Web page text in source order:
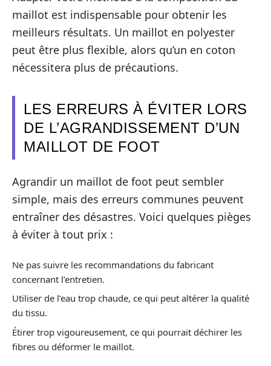
maillot est indispensable pour obtenir les
meilleurs résultats. Un maillot en polyester
peut être plus flexible, alors qu’un en coton
nécessitera plus de précautions.
LES ERREURS À ÉVITER LORS
DE L’AGRANDISSEMENT D’UN
MAILLOT DE FOOT
Agrandir un maillot de foot peut sembler
simple, mais des erreurs communes peuvent
entraîner des désastres. Voici quelques pièges
à éviter à tout prix :
Ne pas suivre les recommandations du fabricant
concernant l’entretien.
Utiliser de l’eau trop chaude, ce qui peut altérer la qualité
du tissu.
Étirer trop vigoureusement, ce qui pourrait déchirer les
fibres ou déformer le maillot.